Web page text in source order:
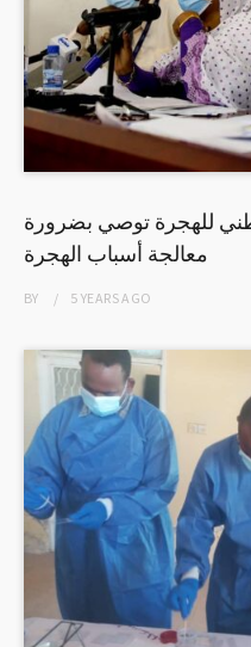
للهجرة توصي بضرورة
معالجة أسباب الهجرة
BY 5 YEARSAGO